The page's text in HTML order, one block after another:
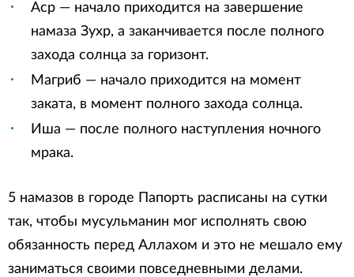
Аср — начало приходится на завершение
намаза Зухр, а заканчивается после полного
захода солнца за горизонт.
Магриб — начало приходится на момент
заката, в момент полного захода солнца.
Иша — после полного наступления ночного
мрака.
5 намазов в городе Папорть расписаны на сутки
так, чтобы мусульманин мог исполнять свою
обязанность перед Аллахом и это не мешало ему
заниматься своими повседневными делами.